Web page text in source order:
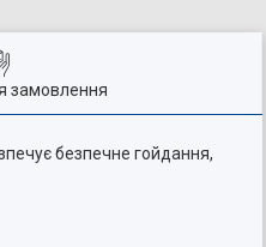
замовлення
безпечне гойдання,